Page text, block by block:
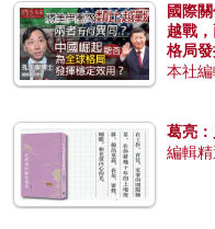
國際
越戰
格局
本社
葛亮
編輯精